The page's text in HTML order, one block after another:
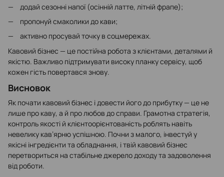
додай сезонні напої (осінній латте, літній фрапе);
пропонуй смаколики до кави;
активно просувай точку в соцмережах.
Кавовий бізнес — це постійна робота з клієнтами, деталями й
якістю. Важливо підтримувати високу планку сервісу, щоб
кожен гість повертався знову.
Висновок
Як почати кавовий бізнес і довести його до прибутку — це не
лише про каву, а й про любов до справи. Грамотна стратегія,
контроль якості й клієнтоорієнтованість роблять навіть
невелику кав’ярню успішною. Почни з малого, інвестуй у
якісні інгредієнти та обладнання, і твій кавовий бізнес
перетвориться на стабільне джерело доходу та задоволення
від роботи.